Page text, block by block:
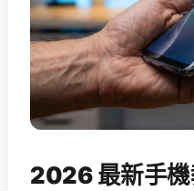
2026 最新手